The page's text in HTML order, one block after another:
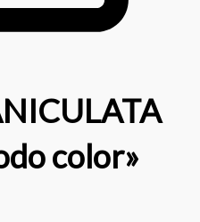
color»